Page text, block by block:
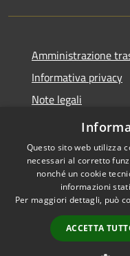
Amministrazione
Informativa privacy
Note legali
Dichiarazione di
Accessibilità
Questo sito web utilizza
necessari al corretto
nonché un cookie
informazioni
Per maggiori dettagli, può
ACCETTA